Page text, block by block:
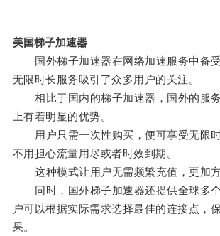
美国梯子加速器
国外梯子加速器在网络加速服务中备
无限时长服务吸引了众多用户的关注。
相比于国内的梯子加速器，国外的服
上有着明显的优势。
用户只需一次性购买，便可享受无限时
不用担心流量用尽或者时效到期。
这种模式让用户无需频繁充值，更加方
同时，国外梯子加速器还提供全球多
户可以根据实际需求选择最佳的连接点，
果。